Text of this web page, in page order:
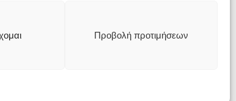
Προβολή προτιμήσεων